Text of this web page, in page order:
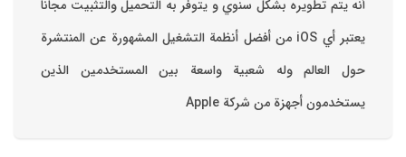
أنه يتم تطويره بشكل سنوي و يتوفر به التحميل والتثبيت مجانا
‏يعتبر أي iOS من أفضل أنظمة التشغيل المشهورة عن المنتشرة
حول العالم وله شعبية واسعة بين المستخدمين الذين
يستخدمون أجهزة من شركة Apple